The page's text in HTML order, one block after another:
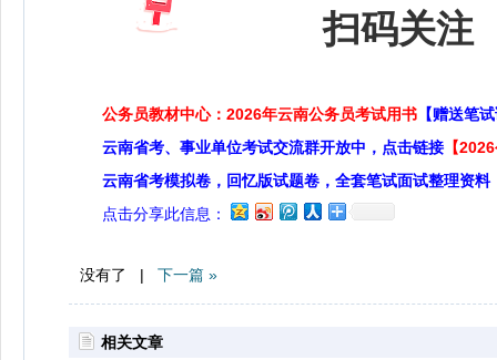
扫码关注
公务员教材中心：2026年云南公务员考试用书 【赠送笔
云南省考、事业单位考试交流群开放中，点击链接 【
云南省考模拟卷，回忆版试题卷，全套笔试面试整理资料
点击分享此信息：
没有了 | 下一篇 »
相关文章